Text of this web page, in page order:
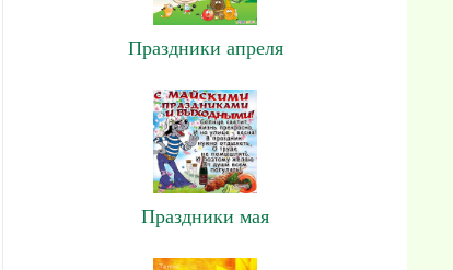
Праздники апреля
Праздники мая